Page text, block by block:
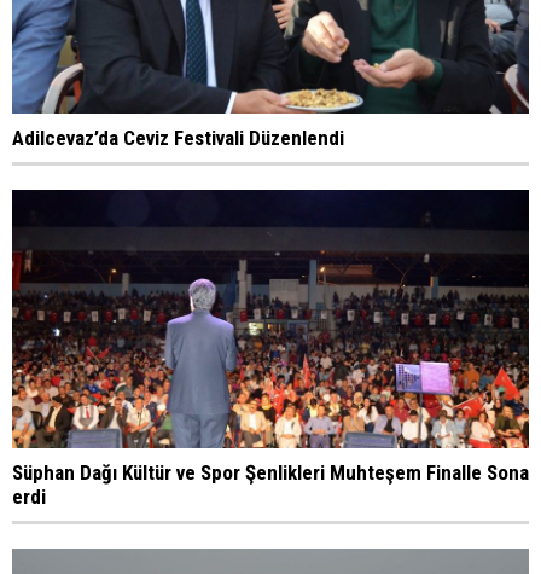
Adilcevaz’da Ceviz Festivali Düzenlendi
Süphan Dağı Kültür ve Spor Şenlikleri Muhteşem Finalle Sona
erdi